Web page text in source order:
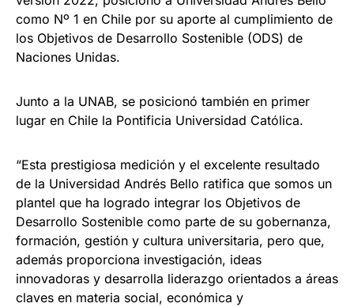
como Nº 1 en Chile por su aporte al cumplimiento de
los Objetivos de Desarrollo Sostenible (ODS) de
Naciones Unidas.
Junto a la UNAB, se posicionó también en primer
lugar en Chile la Pontificia Universidad Católica.
“Esta prestigiosa medición y el excelente resultado
de la Universidad Andrés Bello ratifica que somos un
plantel que ha logrado integrar los Objetivos de
Desarrollo Sostenible como parte de su gobernanza,
formación, gestión y cultura universitaria, pero que,
además proporciona investigación, ideas
innovadoras y desarrolla liderazgo orientados a áreas
claves en materia social, económica y